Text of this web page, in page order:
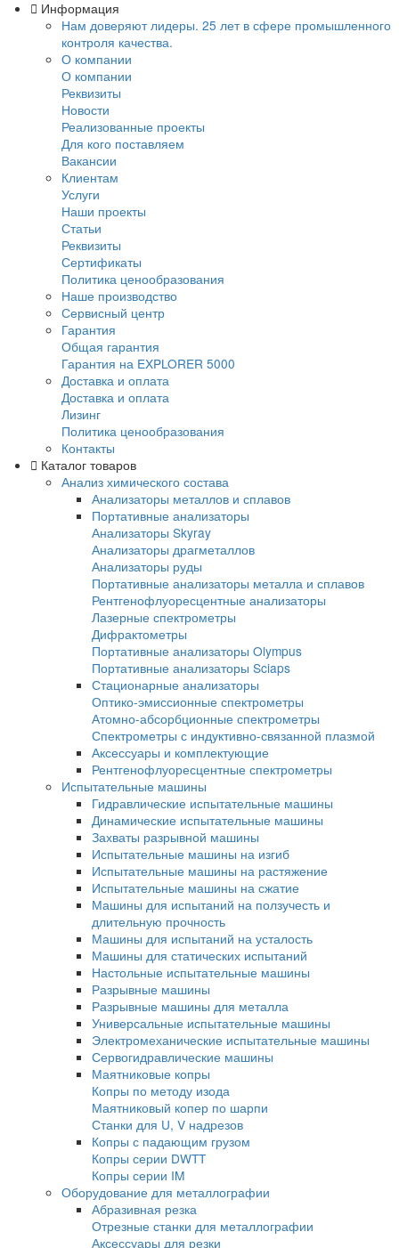
Информация
Нам доверяют лидеры. 25 лет в сфере
контроля качества.
О компании
О компании
Реквизиты
Новости
Реализованные проекты
Для кого поставляем
Вакансии
Клиентам
Услуги
Наши проекты
Статьи
Реквизиты
Сертификаты
Политика ценообразования
Наше производство
Сервисный центр
Гарантия
Общая гарантия
Гарантия на EXPLORER 5000
Доставка и оплата
Доставка и оплата
Лизинг
Политика ценообразования
Контакты
Каталог товаров
Анализ химического состава
Анализаторы металлов и сплавов
Портативные анализаторы
Анализаторы Skyray
Анализаторы драгметаллов
Анализаторы руды
Портативные анализаторы металла и
Рентгенофлуоресцентные анализаторы
Лазерные спектрометры
Дифрактометры
Портативные анализаторы Olympus
Портативные анализаторы Sciaps
Стационарные анализаторы
Оптико-эмиссионные спектрометры
Атомно-абсорбционные спектрометры
Спектрометры с индуктивно-связанной
Аксессуары и комплектующие
Рентгенофлуоресцентные спектрометры
Испытательные машины
Гидравлические испытательные машины
Динамические испытательные машины
Захваты разрывной машины
Испытательные машины на изгиб
Испытательные машины на растяжение
Испытательные машины на сжатие
Машины для испытаний на ползучесть и
длительную прочность
Машины для испытаний на усталость
Машины для статических испытаний
Настольные испытательные машины
Разрывные машины
Разрывные машины для металла
Универсальные испытательные машины
Электромеханические испытательные
Сервогидравлические машины